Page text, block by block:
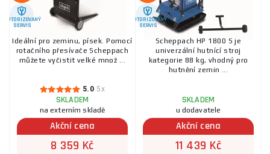
AUTORIZOVANÝ
SERVIS
Ideální pro zeminu, písek. Pomocí
rotačního přesívače Scheppach
můžete vyčistit velké množ ...
5.0 5x
SKLADEM
na externím skladě
Akční cena
8 359 Kč
AUTORIZOVANÝ
SERVIS
Scheppach HP 1800 S je
univerzální hutnící stroj
kategorie 88 kg, vhodný pro
hutnění zemin ...
SKLADEM
u dodavatele
Akční cena
11 439 Kč